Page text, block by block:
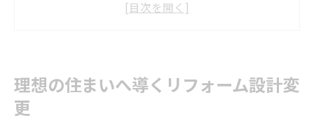
快適な暮らしを支えるリフォームの極意
理想の住まいへ導くリフォーム設計変
更